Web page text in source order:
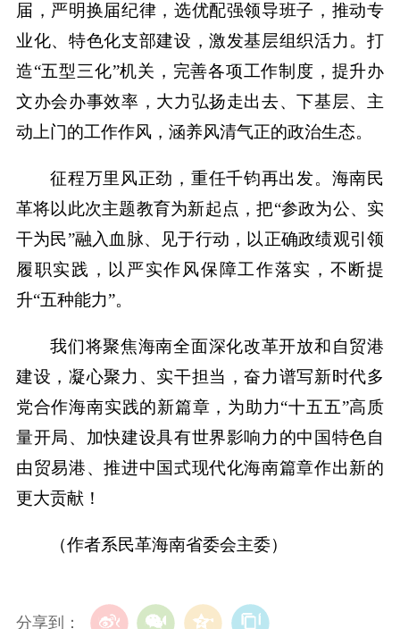
届，严明换届纪律，选优配强领导班子，推动专
业化、特色化支部建设，激发基层组织活力。打
造“五型三化”机关，完善各项工作制度，提升办
文办会办事效率，大力弘扬走出去、下基层、主
动上门的工作作风，涵养风清气正的政治生态。
征程万里风正劲，重任千钧再出发。海南民
革将以此次主题教育为新起点，把“参政为公、实
干为民”融入血脉、见于行动，以正确政绩观引领
履职实践，以严实作风保障工作落实，不断提
升“五种能力”。
我们将聚焦海南全面深化改革开放和自贸港
建设，凝心聚力、实干担当，奋力谱写新时代多
党合作海南实践的新篇章，为助力“十五五”高质
量开局、加快建设具有世界影响力的中国特色自
由贸易港、推进中国式现代化海南篇章作出新的
更大贡献！
（作者系民革海南省委会主委）
分享到：